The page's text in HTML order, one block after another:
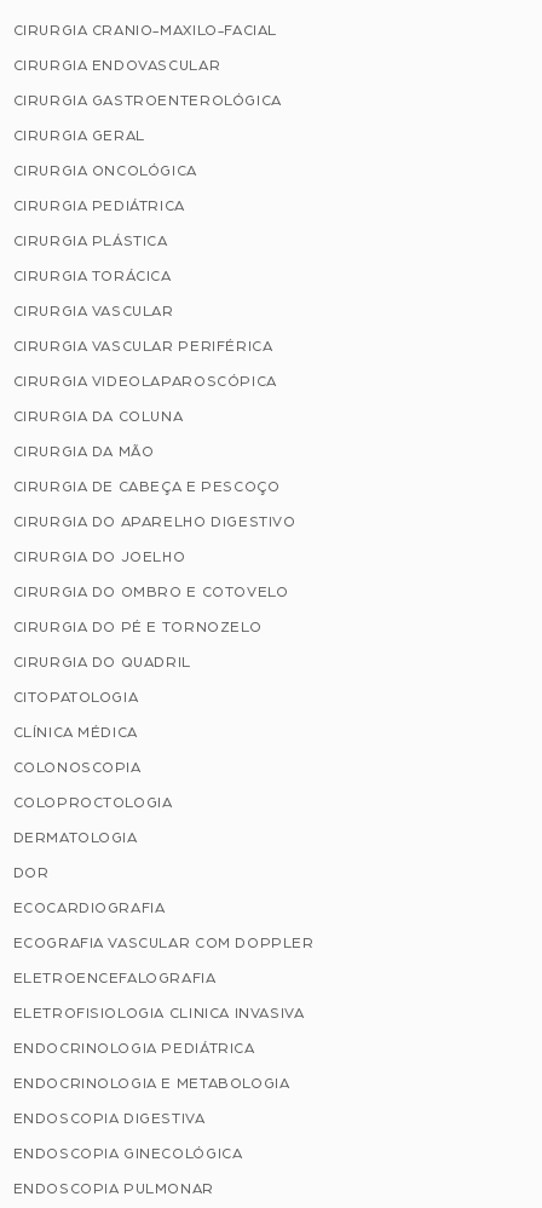
CIRURGIA CRANIO-MAXILO-FACIAL
CIRURGIA ENDOVASCULAR
CIRURGIA GASTROENTEROLÓGICA
CIRURGIA GERAL
CIRURGIA ONCOLÓGICA
CIRURGIA PEDIÁTRICA
CIRURGIA PLÁSTICA
CIRURGIA TORÁCICA
CIRURGIA VASCULAR
CIRURGIA VASCULAR PERIFÉRICA
CIRURGIA VIDEOLAPAROSCÓPICA
CIRURGIA DA COLUNA
CIRURGIA DA MÃO
CIRURGIA DE CABEÇA E PESCOÇO
CIRURGIA DO APARELHO DIGESTIVO
CIRURGIA DO JOELHO
CIRURGIA DO OMBRO E COTOVELO
CIRURGIA DO PÉ E TORNOZELO
CIRURGIA DO QUADRIL
CITOPATOLOGIA
CLÍNICA MÉDICA
COLONOSCOPIA
COLOPROCTOLOGIA
DERMATOLOGIA
DOR
ECOCARDIOGRAFIA
ECOGRAFIA VASCULAR COM DOPPLER
ELETROENCEFALOGRAFIA
ELETROFISIOLOGIA CLINICA INVASIVA
ENDOCRINOLOGIA PEDIÁTRICA
ENDOCRINOLOGIA E METABOLOGIA
ENDOSCOPIA DIGESTIVA
ENDOSCOPIA GINECOLÓGICA
ENDOSCOPIA PULMONAR